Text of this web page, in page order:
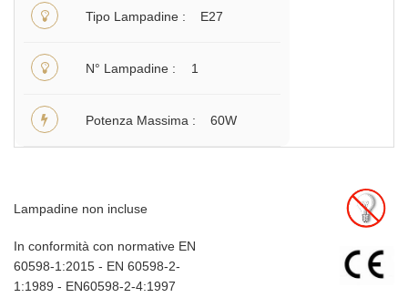
Tipo Lampadine E27
N° Lampadine 1
Potenza Massima 60W
Lampadine non incluse
In conformità con normative EN
60598-1:2015 - EN 60598-2-
1:1989 - EN60598-2-4:1997